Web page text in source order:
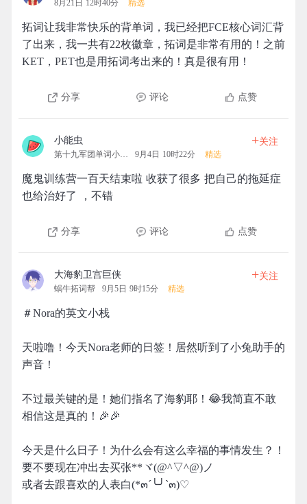
8月21日 12时40分 精选
拓词让我非常快乐的背单词，我已经把FCE核心词汇背
了出来，我一共有22枚徽章，拓词是非常有用的！之前
KET，PET也是用拓词考出来的！真是很有用！
分享 评论 点赞
小能虫
第十九军团单词小分队 9月4日 10时22分 精选
+关注
魔鬼训练营一百天结束啦 收获了很多 把自己的拖延症
也给治好了 ，不错
分享 评论 点赞
大海豹卫宫巨侠
蜗牛拓词帮 9月5日 9时15分 精选
+关注
＃Nora的英文小栈
天啦噜！今天Nora老师的日签！居然听到了小兔助手的
声音！
不过最关键的是！她们指名了海豹耶！😂我简直不敢
相信这是真的！🎉🎉
今天是什么日子！为什么会有这么幸福的事情发生？！
要不要现在冲出去买张**ヾ(@^▽^@)ノ
或者去跟喜欢的人表白(*๓´╰╯`๓)♡